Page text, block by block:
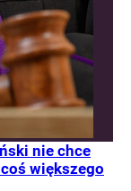
nie chce
większego